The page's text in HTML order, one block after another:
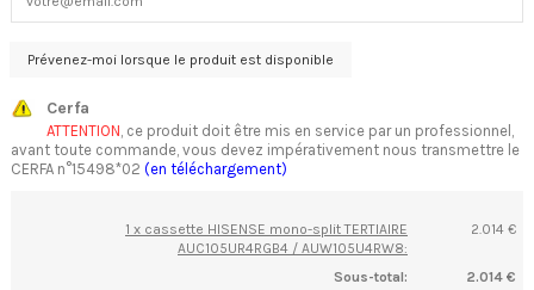
Cerfa
ATTENTION , ce produit doit être mis en service par un professionnel,
avant toute commande, vous devez impérativement nous transmettre le
CERFA n°15498*02 (en téléchargement)
1 x cassette HISENSE mono-split TERTIAIRE
AUC105UR4RGB4 / AUW105U4RW8:
2.014 €
Sous-total: 2.014 €